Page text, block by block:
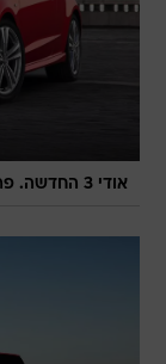
אודי 3 החדשה. פרצוף מוכר